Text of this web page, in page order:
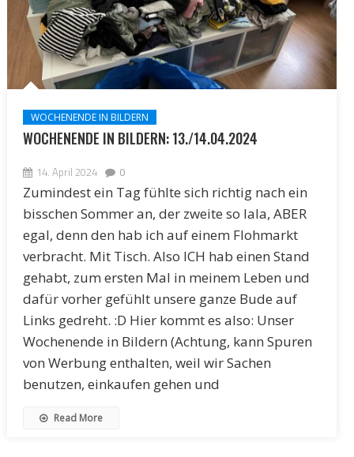
WOCHENENDE IN BILDERN
WOCHENENDE IN BILDERN: 13./14.04.2024
14. April 2024 0
Zumindest ein Tag fühlte sich richtig nach ein
bisschen Sommer an, der zweite so lala, ABER
egal, denn den hab ich auf einem Flohmarkt
verbracht. Mit Tisch. Also ICH hab einen Stand
gehabt, zum ersten Mal in meinem Leben und
dafür vorher gefühlt unsere ganze Bude auf
Links gedreht. :D Hier kommt es also: Unser
Wochenende in Bildern (Achtung, kann Spuren
von Werbung enthalten, weil wir Sachen
benutzen, einkaufen gehen und
Read More